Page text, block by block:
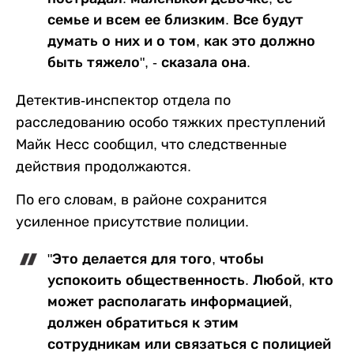
семье и всем ее близким. Все будут
думать о них и о том, как это должно
быть тяжело", - сказала она.
Детектив-инспектор отдела по
расследованию особо тяжких преступлений
Майк Несс сообщил, что следственные
действия продолжаются.
По его словам, в районе сохранится
усиленное присутствие полиции.
"Это делается для того, чтобы
успокоить общественность. Любой, кто
может располагать информацией,
должен обратиться к этим
сотрудникам или связаться с полицией